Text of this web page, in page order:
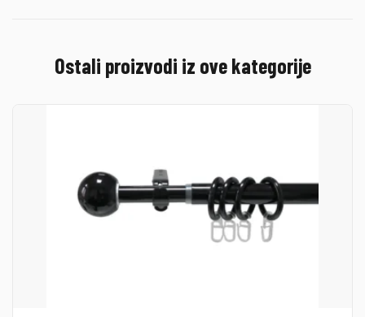
Ostali proizvodi iz ove kategorije